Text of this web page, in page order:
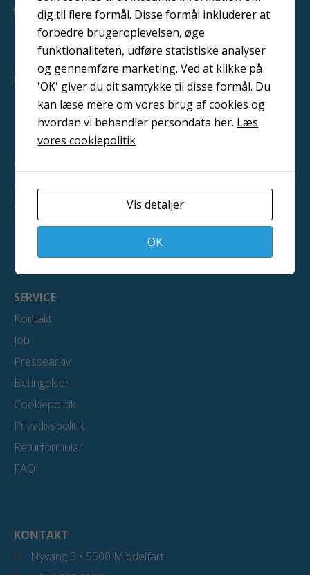
i
n
k
e
d
i
n
o
u
t
u
b
e
PRODUKTER
Malerudstyr
Blæsemiddel
Metalliseringsudstyr
Sandblæsningsanlæg
Slyngrensningsanlæg
Sikkerhedsudstyr
Lagersalg
SERVICE
Kontakt
Job
Pressearkiv
Betingelser
Cookiepolitik
Privatlivspolitik
Returformular
FAQ
KONTAKT
Nyvang 3 • 5500 Middelfart
dig til flere formål. Disse formål inkluderer at
forbedre brugeroplevelsen, øge
funktionaliteten, udføre statistiske analyser
og gennemføre marketing. Ved at klikke på
'OK' giver du dit samtykke til disse formål. Du
kan læse mere om vores brug af cookies og
hvordan vi behandler persondata her. Læs
vores cookiepolitik
Vis detaljer
OK